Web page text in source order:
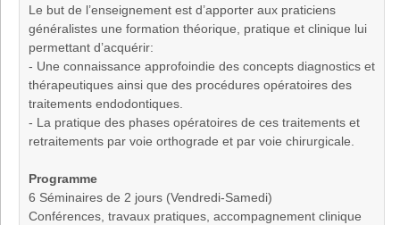
Le but de l’enseignement est d’apporter aux praticiens
généralistes une formation théorique, pratique et clinique lui
permettant d’acquérir:
- Une connaissance approfoindie des concepts diagnostics et
thérapeutiques ainsi que des procédures opératoires des
traitements endodontiques.
- La pratique des phases opératoires de ces traitements et
retraitements par voie orthograde et par voie chirurgicale.
Programme
6 Séminaires de 2 jours (Vendredi-Samedi)
Conférences, travaux pratiques, accompagnement clinique